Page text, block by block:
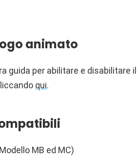
animato
guida per abilitare e disabilitare
qui.
MB ed MC)